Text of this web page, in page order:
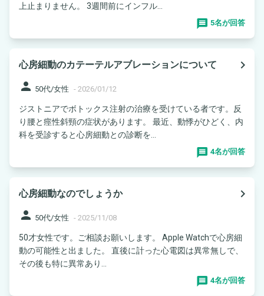
上止まりません。 3週間前にインフル...
5名が回答
心房細動のカテーテルアブレーションについて
navigate_next
person 50代/女性 - 2026/01/12
ジストニアでボトックス注射の治療を受けている者です。反
り腰と痙性斜頸の症状があります。 最近、動悸がひどく、内
科を受診すると心房細動との診断を...
4名が回答
心房細動なのでしょうか
navigate_next
person 50代/女性 - 2025/11/08
50才女性です。ご相談お願いします。 Apple Watchで心房細
動の可能性と出ました。 直後に計った心電図は異常無しで、
その後も特に異常あり...
4名が回答